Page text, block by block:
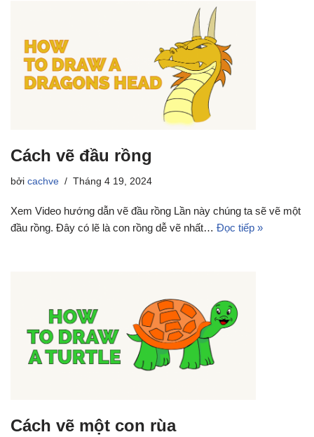
Cách vẽ đầu rồng
bởi cachve Tháng 4 19, 2024
Xem Video hướng dẫn vẽ đầu rồng Lần này chúng ta sẽ vẽ một
đầu rồng. Đây có lẽ là con rồng dễ vẽ nhất… Đọc tiếp »
Cách vẽ một con rùa